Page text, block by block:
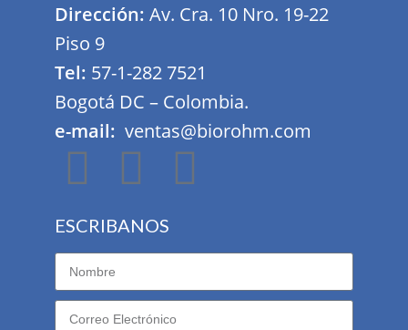
Dirección: Av. Cra. 10 Nro. 19-22
Piso 9
Tel: 57-1-282 7521
Bogotá DC – Colombia.
e-mail: ventas@biorohm.com
ESCRIBANOS